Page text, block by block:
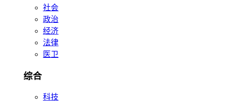
社会
政治
经济
法律
医卫
综合
科技